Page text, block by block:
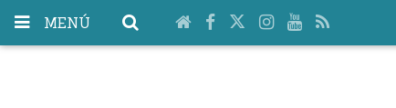
MENÚ